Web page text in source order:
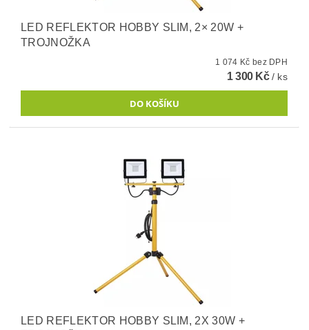
LED REFLEKTOR HOBBY SLIM, 2× 20W +
TROJNOŽKA
1 074 Kč bez DPH
1 300 Kč/ ks
LED REFLEKTOR HOBBY SLIM, 2X 30W +